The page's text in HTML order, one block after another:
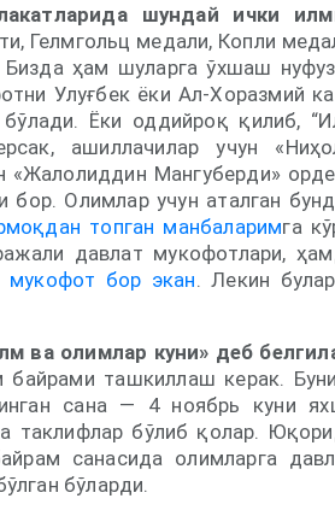
шундай ички
Гелмгольц медали, Копли
ҳам шуларга ўхшаш
Улуғбек ёки Ал-Хоразмий
Ёки оддийроқ қилиб,
ашиллачилар учун
«Жалолиддин Мангуберди»
бор. Олимлар учун аталган
топган манбаларимга
давлат мукофотлари,
мукофот бор экан . Лекин
ва олимлар куни» деб
байрами ташкиллаш керак.
сана — 4 ноябрь куни
таклифлар бўлиб қолар.
санасида олимларга
бўларди.